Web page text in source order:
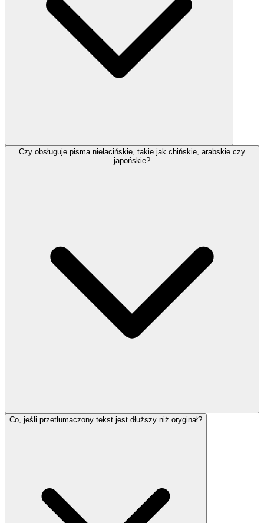
Czy obsługuje pisma niełacińskie, takie jak chińskie, arabskie czy
japońskie?
Co, jeśli przetłumaczony tekst jest dłuższy niż oryginał?